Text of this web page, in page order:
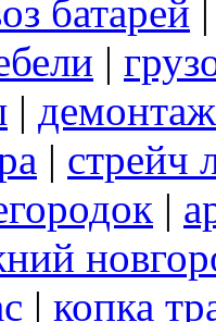
батарей
|
| демонтаж
| стрейч
|
| копка